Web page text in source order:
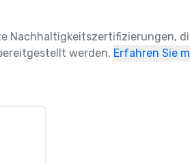
Nachhaltigkeitszertifizierungen,
werden. Erfahren Sie